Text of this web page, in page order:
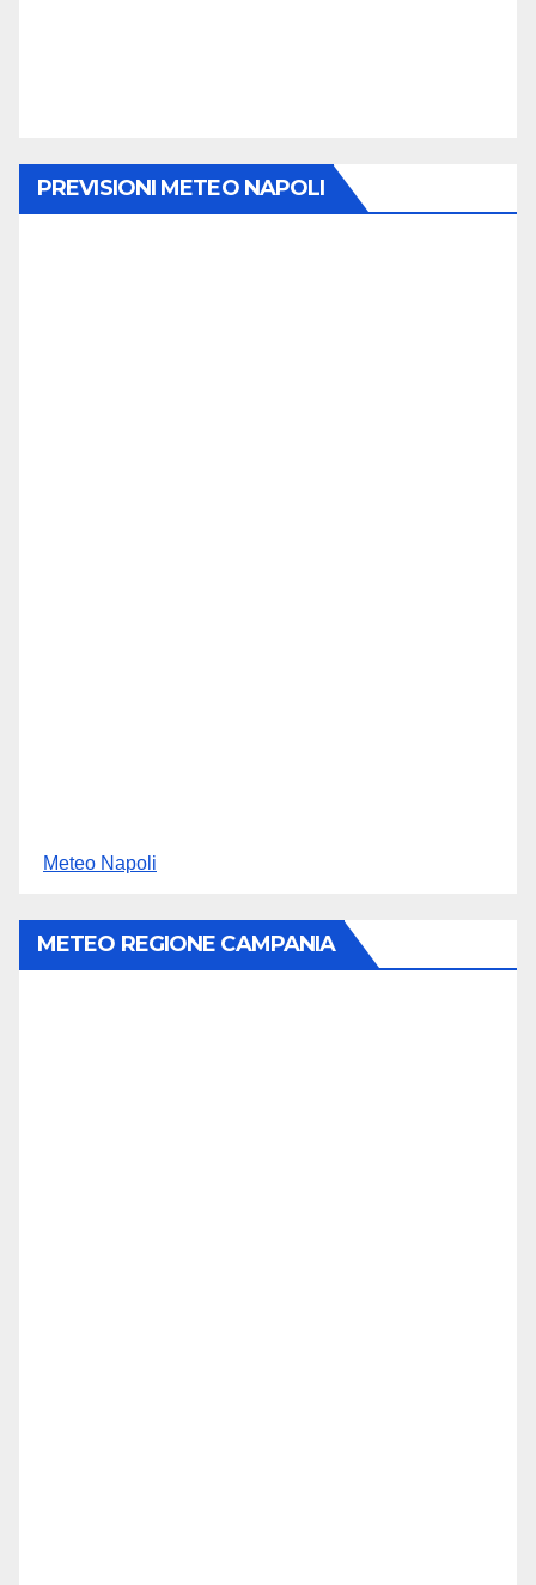
PREVISIONI METEO NAPOLI
Meteo Napoli
METEO REGIONE CAMPANIA